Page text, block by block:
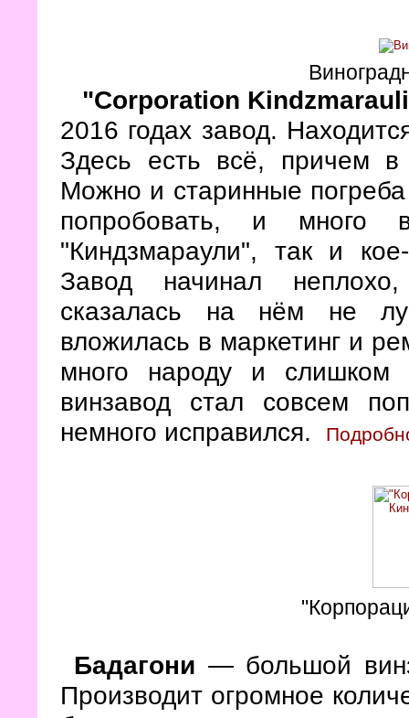
"Corporation
2016 годах завод.
Здесь есть всё, причем
Можно и старинные
попробовать, и много
"Киндзмараули", так и
Завод начинал
сказалась на нём не
вложилась в маркетинг и
много народу и слишком
винзавод стал совсем
немного исправился.
Бадагони — большой
Производит огромное